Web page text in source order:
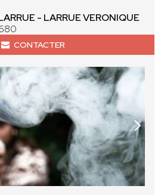
- LARRUE VERONIQUE
CONTACTER